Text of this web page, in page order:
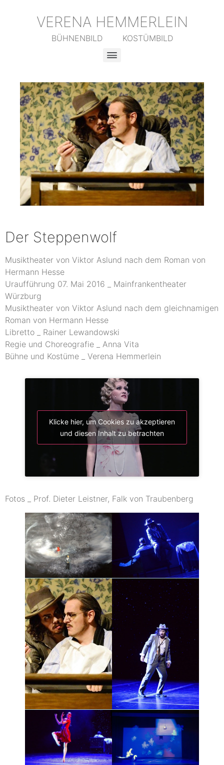
VERENA HEMMERLEIN
BÜHNENBILD KOSTÜMBILD
Der Steppenwolf
Musiktheater von Viktor Aslund nach dem Roman von
Hermann Hesse
Uraufführung 07. Mai 2016 _ Mainfrankentheater
Würzburg
Musiktheater von Viktor Aslund nach dem gleichnamigen
Roman von Hermann Hesse
Libretto _ Rainer Lewandowski
Regie und Choreografie _ Anna Vita
Bühne und Kostüme _ Verena Hemmerlein
Klicke hier, um Cookies zu akzeptieren
und diesen Inhalt zu betrachten
Fotos _ Prof. Dieter Leistner, Falk von Traubenberg